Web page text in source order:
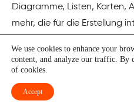
Diagramme, Listen, Karten,
mehr, die für die Erstellung
Benutzeroberfläche zu
präsentieren, ohne nach
Sie können Ihre
We use cookies to enhance your
content, and analyze our traffic. By
of cookies.
Accept